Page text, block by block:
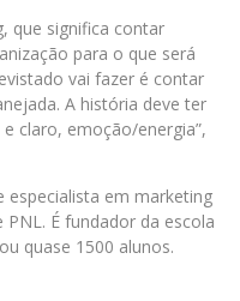
que significa contar
para o que será
vai fazer é contar
A história deve ter
claro, emoção/energia”,
especialista em marketing
É fundador da escola
quase 1500 alunos.